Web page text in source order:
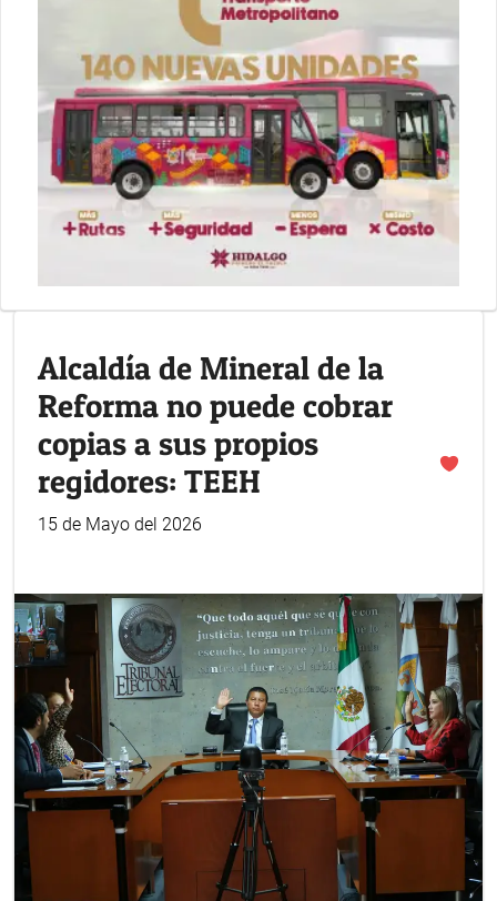
Alcaldía de Mineral de la
Reforma no puede cobrar
copias a sus propios
regidores: TEEH
15 de Mayo del 2026